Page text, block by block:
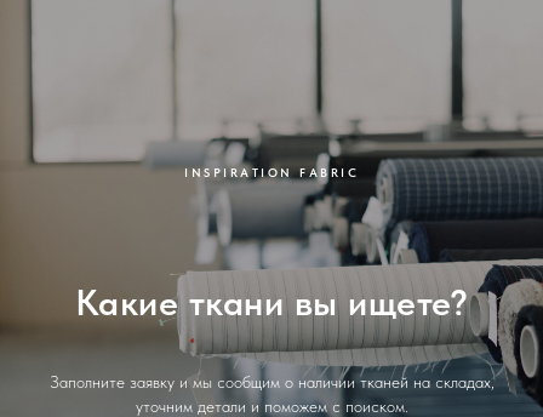
INSPIRATION FABRIC
Какие ткани вы ищете?
Заполните заявку и мы сообщим о наличии тканей на складах,
уточним детали и поможем с поиском.